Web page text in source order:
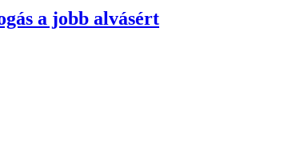
a jobb alvásért